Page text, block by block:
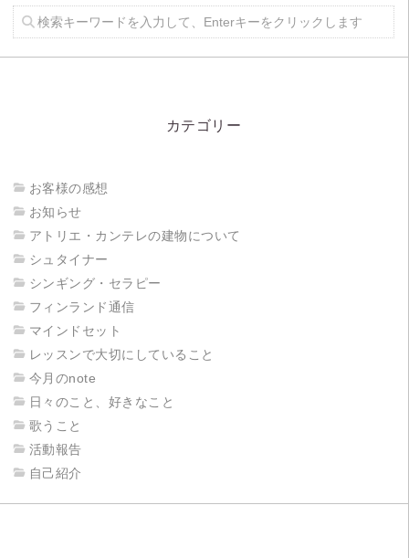
カテゴリー
お客様の感想
お知らせ
アトリエ・カンテレの建物について
シュタイナー
シンギング・セラピー
フィンランド通信
マインドセット
レッスンで大切にしていること
今月のnote
日々のこと、好きなこと
歌うこと
活動報告
自己紹介